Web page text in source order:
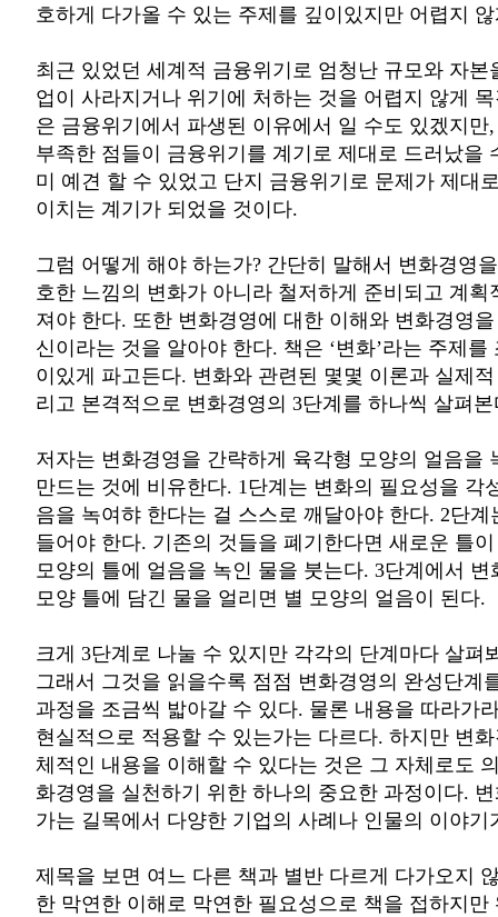
호하게 다가올 수 있는 주제를 깊이있지만 어렵지
최근 있었던 세계적 금융위기로 엄청난 규모와 자본
업이 사라지거나 위기에 처하는 것을 어렵지 않게
은 금융위기에서 파생된 이유에서 일 수도 있겠지만
부족한 점들이 금융위기를 계기로 제대로 드러났을
미 예견 할 수 있었고 단지 금융위기로 문제가 제대
이치는 계기가 되었을 것이다.
그럼 어떻게 해야 하는가? 간단히 말해서 변화경영
호한 느낌의 변화가 아니라 철저하게 준비되고 계획
져야 한다. 또한 변화경영에 대한 이해와 변화경영
신이라는 것을 알아야 한다. 책은 ‘변화’라는 주제
이있게 파고든다. 변화와 관련된 몇몇 이론과 실제
리고 본격적으로 변화경영의 3단계를 하나씩 살펴본
저자는 변화경영을 간략하게 육각형 모양의 얼음을
만드는 것에 비유한다. 1단계는 변화의 필요성을 각
음을 녹여햐 한다는 걸 스스로 깨달아야 한다. 2단
들어야 한다. 기존의 것들을 폐기한다면 새로운 틀
모양의 틀에 얼음을 녹인 물을 붓는다. 3단계에서
모양 틀에 담긴 물을 얼리면 별 모양의 얼음이 된다.
크게 3단계로 나눌 수 있지만 각각의 단계마다 살펴
그래서 그것을 읽을수록 점점 변화경영의 완성단계
과정을 조금씩 밟아갈 수 있다. 물론 내용을 따라가
현실적으로 적용할 수 있는가는 다르다. 하지만 변
체적인 내용을 이해할 수 있다는 것은 그 자체로도
화경영을 실천하기 위한 하나의 중요한 과정이다.
가는 길목에서 다양한 기업의 사례나 인물의 이야기
제목을 보면 여느 다른 책과 별반 다르게 다가오지
한 막연한 이해로 막연한 필요성으로 책을 접하지만